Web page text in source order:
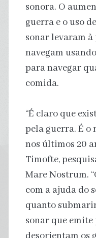
sonora. O
guerra e o uso
sonar levaram
navegam
para navegar
comida.
“É claro que
pela guerra. É o
nos últimos 20
Timofte,
Mare Nostrum.
com a ajuda do
quanto
sonar que emite